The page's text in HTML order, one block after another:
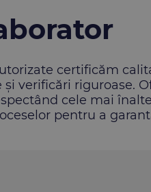
certificăm
și verificări riguroase.
cele mai
pentru a